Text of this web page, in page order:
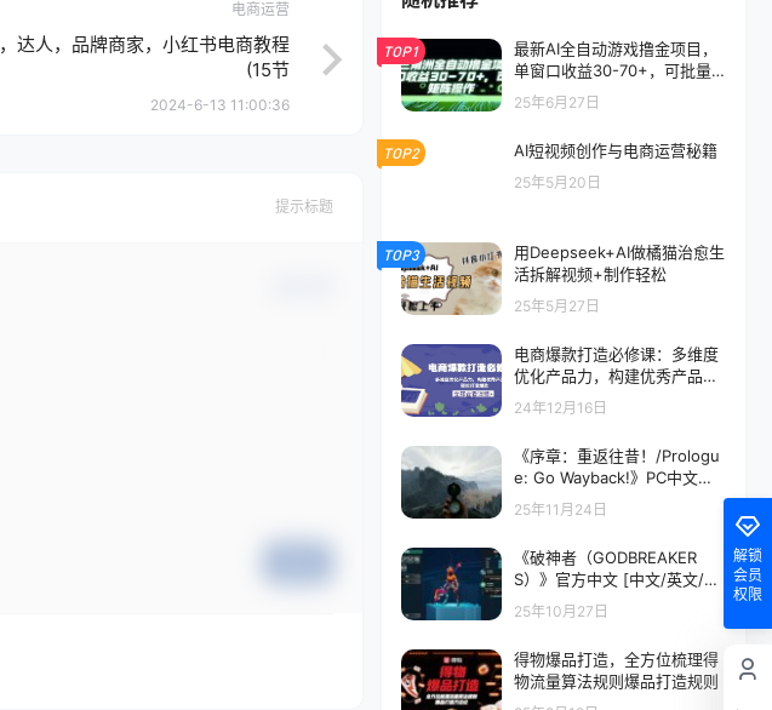
电商运营
达人，品牌商家，小红书电商教程
(15节
2024-6-13 11:00:36
提示标题
TOP1
最新AI全自动游戏撸金项目，
单窗口收益30-70+，可批量
操作【揭秘】
25年6月27日
TOP2 AI短视频创作与电商运营秘籍
25年5月20日
TOP3
用Deepseek+AI做橘猫治愈生
活拆解视频+制作轻松
25年5月27日
电商爆款打造必修课：多维度
优化产品力，构建优秀产品梯
队，轻松打造爆款
24年12月16日
《序章：重返往昔！/Prologu
e: Go Wayback!》PC中文版
下载-含Build.20894116
25年11月24日
《破神者（GODBREAKER
S）》官方中文 [中文/英文/日
语]
25年10月27日
得物爆品打造，全方位梳理得
物流量算法规则爆品打造规则
解锁
会员
权限